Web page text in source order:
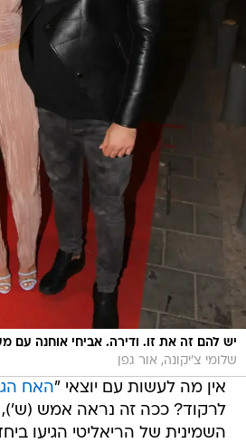
יש להם זה את זו. ודירה. אביחי אוחנה עם
שלומי צ'יקונה, אור גפן
אין מה לעשות עם יוצאי "האח
לרקוד? ככה זה נראה אמש (ש'),
השמינית של הריאליטי הגיעו